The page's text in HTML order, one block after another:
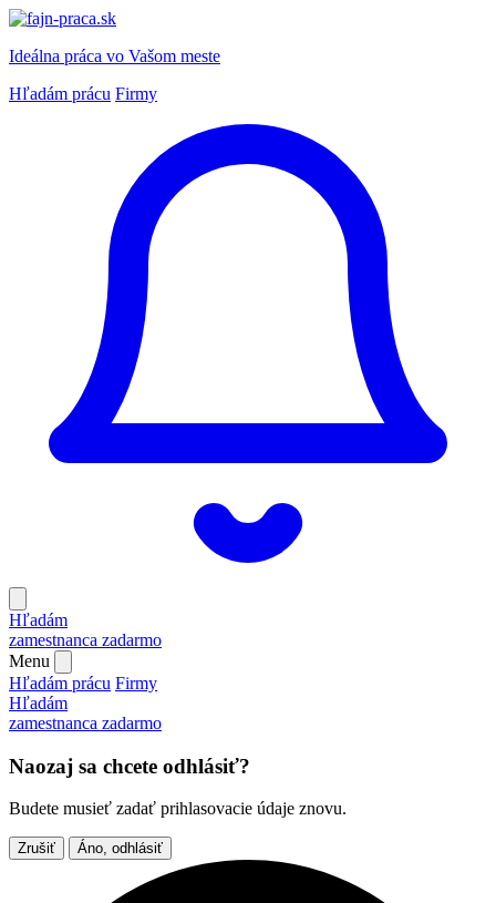
Ideálna práca vo Vašom meste
Hľadám prácu Firmy
Hľadám
zamestnanca zadarmo
Menu
Hľadám prácu Firmy
Hľadám
zamestnanca zadarmo
Naozaj sa chcete odhlásiť?
Budete musieť zadať prihlasovacie údaje znovu.
Zrušiť Áno, odhlásiť